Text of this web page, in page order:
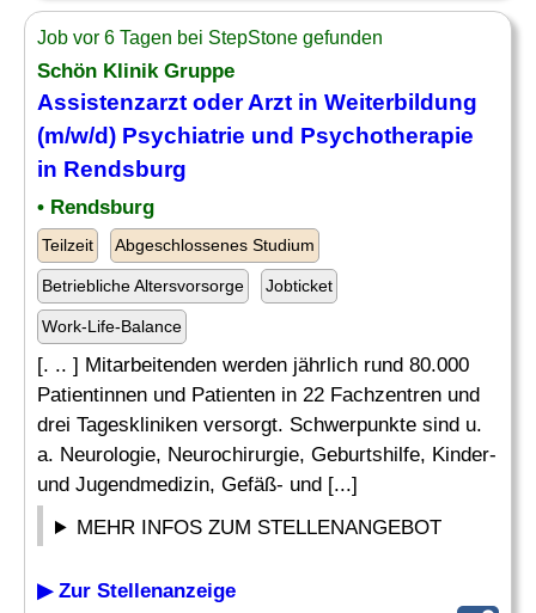
Job vor 6 Tagen bei StepStone gefunden
Schön Klinik Gruppe
Assistenzarzt oder Arzt in Weiterbildung
(m/w/d) Psychiatrie und Psychotherapie
in Rendsburg
• Rendsburg
Teilzeit Abgeschlossenes Studium
Betriebliche Altersvorsorge Jobticket
Work-Life-Balance
[. .. ] Mitarbeitenden werden jährlich rund 80.000
Patientinnen und Patienten in 22 Fachzentren und
drei Tageskliniken versorgt. Schwerpunkte sind u.
a. Neurologie, Neurochirurgie, Geburtshilfe, Kinder-
und Jugendmedizin, Gefäß- und [...]
MEHR INFOS ZUM STELLENANGEBOT
▶ Zur Stellenanzeige